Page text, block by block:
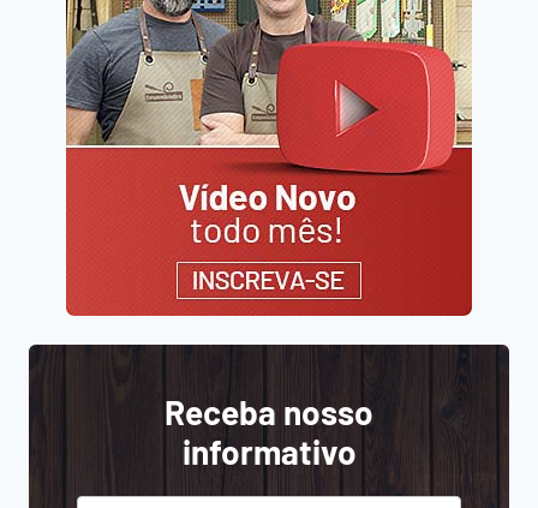
Receba nosso
informativo